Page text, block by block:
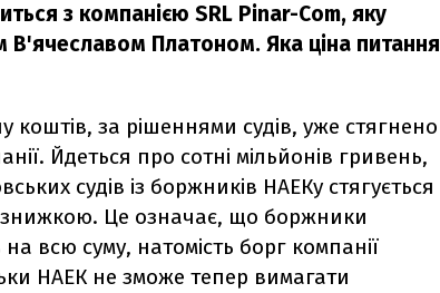
з компанією SRL Pinar-Com, яку
В'ячеславом Платоном. Яка ціна питання
коштів, за рішеннями судів, уже стягнено
Йдеться про сотні мільйонів гривень,
судів із боржників НАЕКу стягується
знижкою. Це означає, що боржники
на всю суму, натомість борг компанії
НАЕК не зможе тепер вимагати